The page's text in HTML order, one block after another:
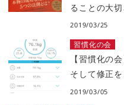
ることの大
2019/03/25
習慣化の会
【習慣化の
そして修正を
2019/03/05